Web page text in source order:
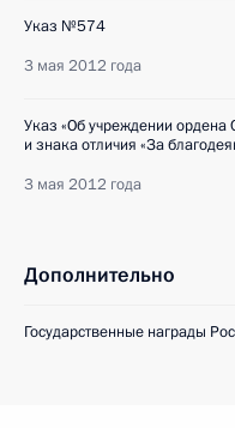
Указ №574
3 мая 2012 года
Указ «Об учреждении
и знака отличия «За
3 мая 2012 года
Дополнительно
Государственные награды